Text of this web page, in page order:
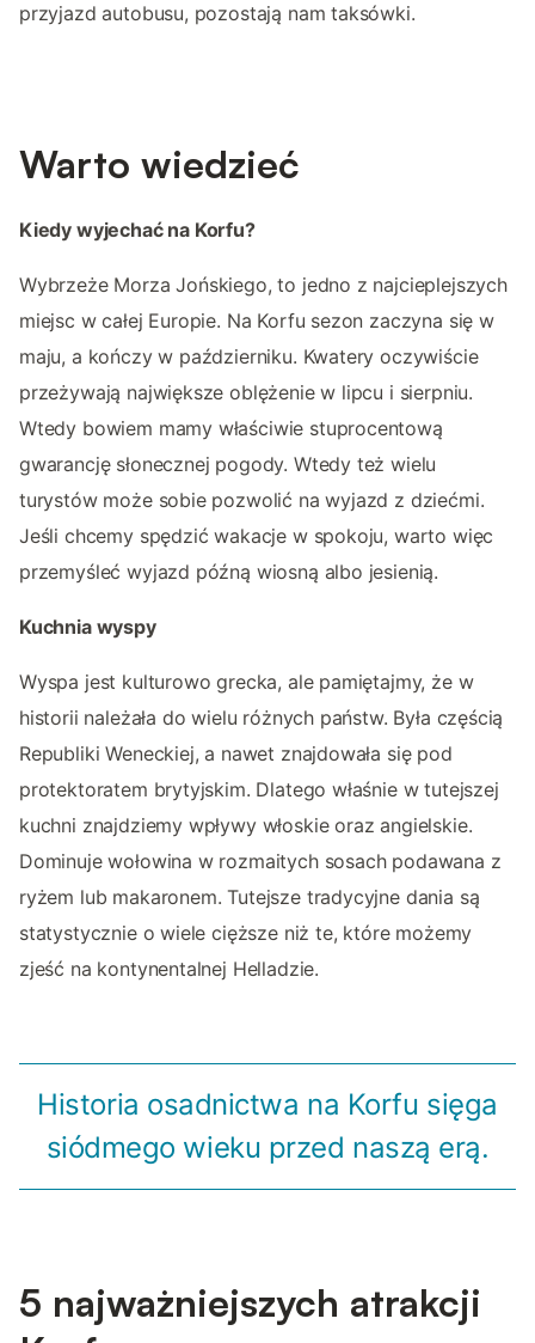
przyjazd autobusu, pozostają nam taksówki.
Warto wiedzieć
Kiedy wyjechać na Korfu?
Wybrzeże Morza Jońskiego, to jedno z najcieplejszych
miejsc w całej Europie. Na Korfu sezon zaczyna się w
maju, a kończy w październiku. Kwatery oczywiście
przeżywają największe oblężenie w lipcu i sierpniu.
Wtedy bowiem mamy właściwie stuprocentową
gwarancję słonecznej pogody. Wtedy też wielu
turystów może sobie pozwolić na wyjazd z dziećmi.
Jeśli chcemy spędzić wakacje w spokoju, warto więc
przemyśleć wyjazd późną wiosną albo jesienią.
Kuchnia wyspy
Wyspa jest kulturowo grecka, ale pamiętajmy, że w
historii należała do wielu różnych państw. Była częścią
Republiki Weneckiej, a nawet znajdowała się pod
protektoratem brytyjskim. Dlatego właśnie w tutejszej
kuchni znajdziemy wpływy włoskie oraz angielskie.
Dominuje wołowina w rozmaitych sosach podawana z
ryżem lub makaronem. Tutejsze tradycyjne dania są
statystycznie o wiele cięższe niż te, które możemy
zjeść na kontynentalnej Helladzie.
Historia osadnictwa na Korfu sięga
siódmego wieku przed naszą erą.
5 najważniejszych atrakcji